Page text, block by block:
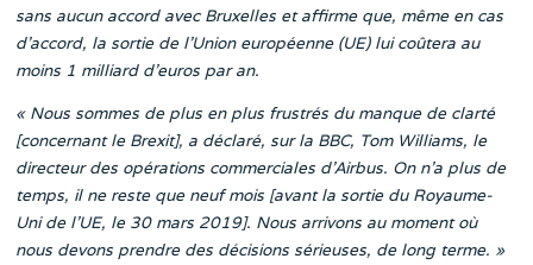
sans aucun accord avec Bruxelles et affirme que, même en cas
d’accord, la sortie de l’Union européenne (UE) lui coûtera au
moins 1 milliard d’euros par an.
« Nous sommes de plus en plus frustrés du manque de clarté
[concernant le Brexit], a déclaré, sur la BBC, Tom Williams, le
directeur des opérations commerciales d’Airbus. On n’a plus de
temps, il ne reste que neuf mois [avant la sortie du Royaume-
Uni de l’UE, le 30 mars 2019]. Nous arrivons au moment où
nous devons prendre des décisions sérieuses, de long terme. »